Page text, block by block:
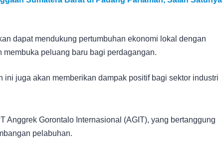
dapat mendukung pertumbuhan ekonomi lokal dengan
peluang baru bagi perdagangan.
ini juga akan memberikan dampak positif bagi sektor industri
Anggrek Gorontalo Internasional (AGIT), yang bertanggung
pelabuhan.